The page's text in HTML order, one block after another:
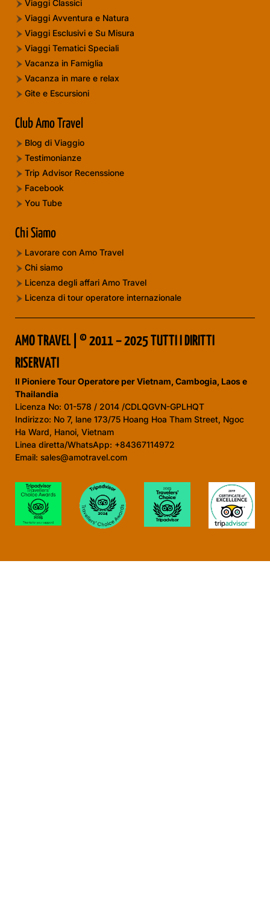
Viaggi Classici
Viaggi Avventura e Natura
Viaggi Esclusivi e Su Misura
Viaggi Tematici Speciali
Vacanza in Famiglia
Vacanza in mare e relax
Gite e Escursioni
Club Amo Travel
Blog di Viaggio
Testimonianze
Trip Advisor Recenssione
Facebook
You Tube
Chi Siamo
Lavorare con Amo Travel
Chi siamo
Licenza degli affari Amo Travel
Licenza di tour operatore internazionale
AMO TRAVEL | © 2011 – 2025 TUTTI I DIRITTI
RISERVATI
Il Pioniere Tour Operatore per Vietnam, Cambogia, Laos e
Thailandia
Licenza No: 01-578 / 2014 /CDLQGVN-GPLHQT
Indirizzo: No 7, lane 173/75 Hoang Hoa Tham Street, Ngoc
Ha Ward, Hanoi, Vietnam
Linea diretta/WhatsApp: +84367114972
Email: sales@amotravel.com